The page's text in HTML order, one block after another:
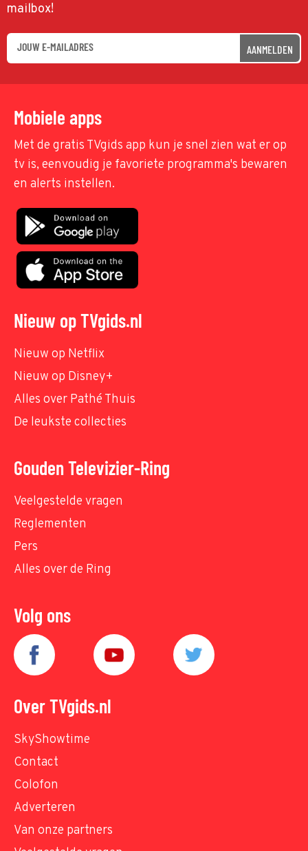
mailbox!
AANMELDEN
Mobiele apps
Met de gratis TVgids app kun je snel zien wat er op
tv is, eenvoudig je favoriete programma's bewaren
en alerts instellen.
Nieuw op TVgids.nl
Nieuw op Netflix
Nieuw op Disney+
Alles over Pathé Thuis
De leukste collecties
Gouden Televizier-Ring
Veelgestelde vragen
Reglementen
Pers
Alles over de Ring
Volg ons
Over TVgids.nl
SkyShowtime
Contact
Colofon
Adverteren
Van onze partners